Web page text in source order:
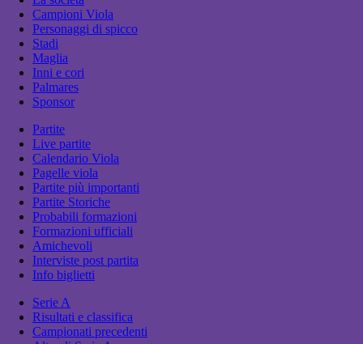
Campioni Viola
Personaggi di spicco
Stadi
Maglia
Inni e cori
Palmares
Sponsor
Partite
Live partite
Calendario Viola
Pagelle viola
Partite più importanti
Partite Storiche
Probabili formazioni
Formazioni ufficiali
Amichevoli
Interviste post partita
Info biglietti
Serie A
Risultati e classifica
Campionati precedenti